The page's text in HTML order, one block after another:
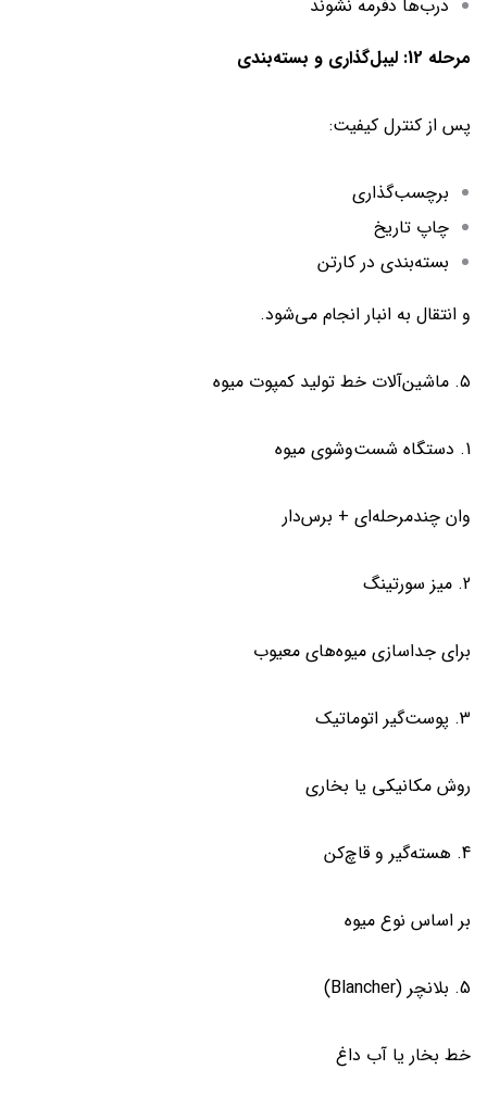
درب‌ها دفرمه نشوند
مرحله 12: لیبل‌گذاری و بسته‌بندی
پس از کنترل کیفیت:
برچسب‌گذاری
چاپ تاریخ
بسته‌بندی در کارتن
و انتقال به انبار انجام می‌شود.
۵. ماشین‌آلات خط تولید کمپوت میوه
1. دستگاه شست‌وشوی میوه
وان چندمرحله‌ای + برس‌دار
2. میز سورتینگ
برای جداسازی میوه‌های معیوب
3. پوست‌گیر اتوماتیک
روش مکانیکی یا بخاری
4. هسته‌گیر و قاچ‌کن
بر اساس نوع میوه
5. بلانچر (Blancher)
خط بخار یا آب داغ